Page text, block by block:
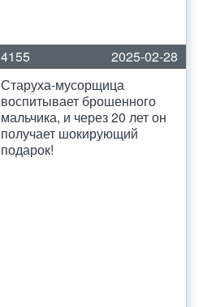
4155
2025-02-28
Старуха-мусорщица
воспитывает брошенного
мальчика, и через 20 лет он
получает шокирующий
подарок!